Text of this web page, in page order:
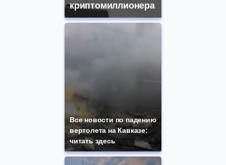
криптомиллионера
Все новости по падению
вертолета на Кавказе:
читать здесь